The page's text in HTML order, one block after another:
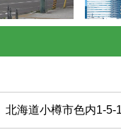
北海道小樽市色内1-5-